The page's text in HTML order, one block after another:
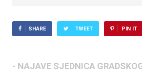
SHARE TWEET PIN IT
- NAJAVE SJEDNICA